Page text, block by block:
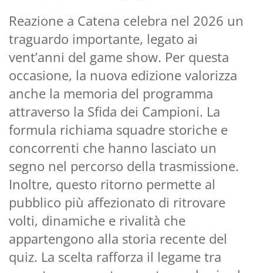
Reazione a Catena celebra nel 2026 un
traguardo importante, legato ai
vent’anni del game show. Per questa
occasione, la nuova edizione valorizza
anche la memoria del programma
attraverso la Sfida dei Campioni. La
formula richiama squadre storiche e
concorrenti che hanno lasciato un
segno nel percorso della trasmissione.
Inoltre, questo ritorno permette al
pubblico più affezionato di ritrovare
volti, dinamiche e rivalità che
appartengono alla storia recente del
quiz. La scelta rafforza il legame tra